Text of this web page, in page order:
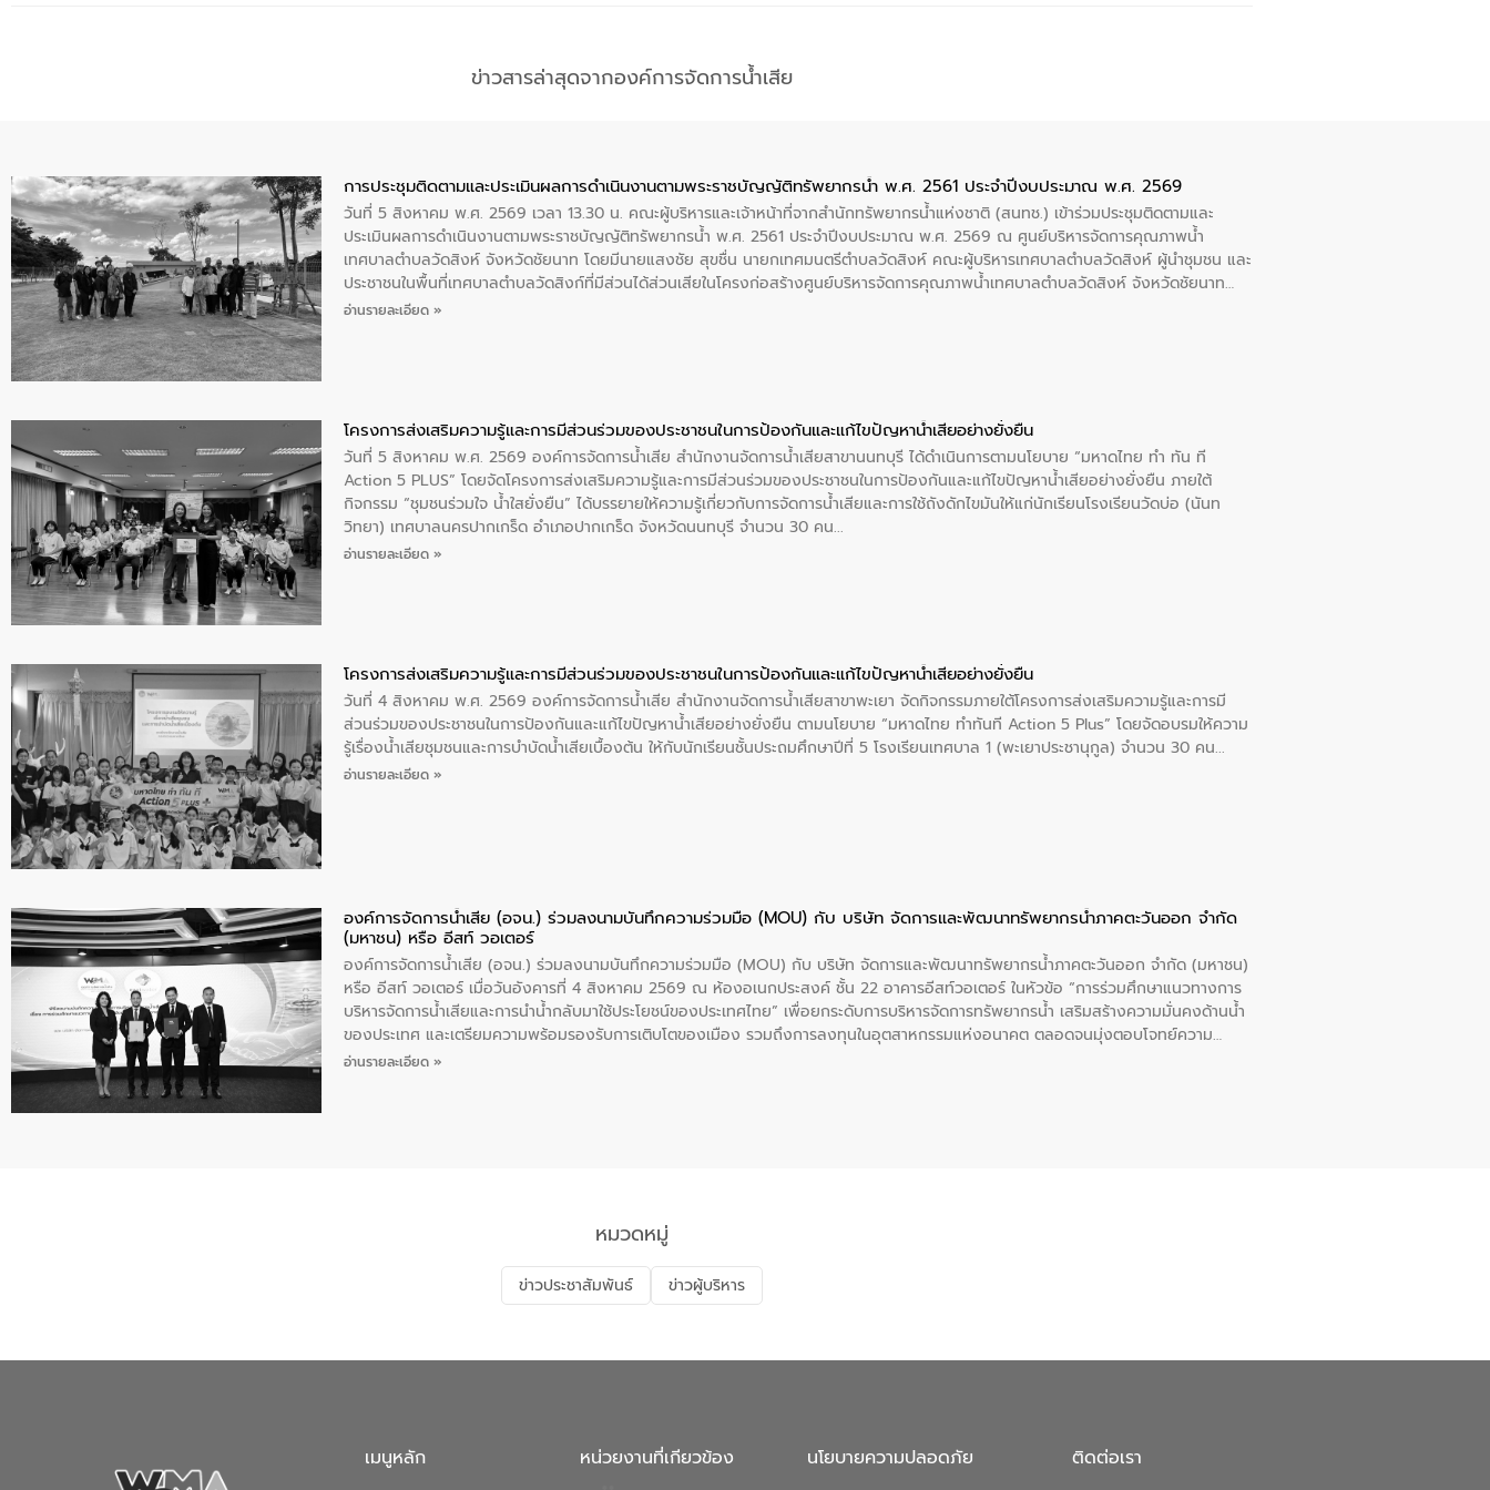
ข่าวสารล่าสุดจากองค์การจัดการน้ำเสีย
การประชุมติดตามและประเมินผลการดำเนินงานตามพระราชบัญญัติทรัพยากรน้ำ พ.ศ. 2561 ประจำปีงบประมาณ พ.ศ. 2569
วันที่ 5 สิงหาคม พ.ศ. 2569 เวลา 13.30 น. คณะผู้บริหารและเจ้าหน้าที่จากสำนักทรัพยากรน้ำแห่งชาติ (สนทช.) เข้าร่วมประชุมติดตามและ
ประเมินผลการดำเนินงานตามพระราชบัญญัติทรัพยากรน้ำ พ.ศ. 2561 ประจำปีงบประมาณ พ.ศ. 2569 ณ ศูนย์บริหารจัดการคุณภาพน้ำ
เทศบาลตำบลวัดสิงห์ จังหวัดชัยนาท โดยมีนายแสงชัย สุขชื่น นายกเทศมนตรีตำบลวัดสิงห์ คณะผู้บริหารเทศบาลตำบลวัดสิงห์ ผู้นำชุมชน และ
ประชาชนในพื้นที่เทศบาลตำบลวัดสิงก์ที่มีส่วนได้ส่วนเสียในโครงก่อสร้างศูนย์บริหารจัดการคุณภาพน้ำเทศบาลตำบลวัดสิงห์ จังหวัดชัยนาท
ให้การต้อนรับ
อ่านรายละเอียด »
โครงการส่งเสริมความรู้และการมีส่วนร่วมของประชาชนในการป้องกันและแก้ไขปัญหาน้ำเสียอย่างยั่งยืน
วันที่ 5 สิงหาคม พ.ศ. 2569 องค์การจัดการน้ำเสีย สำนักงานจัดการน้ำเสียสาขานนทบุรี ได้ดำเนินการตามนโยบาย “มหาดไทย ทำ ทัน ที
Action 5 PLUS” โดยจัดโครงการส่งเสริมความรู้และการมีส่วนร่วมของประชาชนในการป้องกันและแก้ไขปัญหาน้ำเสียอย่างยั่งยืน ภายใต้
กิจกรรม “ชุมชนร่วมใจ น้ำใสยั่งยืน” ได้บรรยายให้ความรู้เกี่ยวกับการจัดการน้ำเสียและการใช้ถังดักไขมันให้แก่นักเรียนโรงเรียนวัดบ่อ (นันท
วิทยา) เทศบาลนครปากเกร็ด อำเภอปากเกร็ด จังหวัดนนทบุรี จำนวน 30 คน
อ่านรายละเอียด »
โครงการส่งเสริมความรู้และการมีส่วนร่วมของประชาชนในการป้องกันและแก้ไขปัญหาน้ำเสียอย่างยั่งยืน
วันที่ 4 สิงหาคม พ.ศ. 2569 องค์การจัดการน้ำเสีย สำนักงานจัดการน้ำเสียสาขาพะเยา จัดกิจกรรมภายใต้โครงการส่งเสริมความรู้และการมี
ส่วนร่วมของประชาชนในการป้องกันและแก้ไขปัญหาน้ำเสียอย่างยั่งยืน ตามนโยบาย “มหาดไทย ทำทันที Action 5 Plus” โดยจัดอบรมให้ความ
รู้เรื่องน้ำเสียชุมชนและการบำบัดน้ำเสียเบื้องต้น ให้กับนักเรียนชั้นประถมศึกษาปีที่ 5 โรงเรียนเทศบาล 1 (พะเยาประชานุกูล) จำนวน 30 คน
อ่านรายละเอียด »
องค์การจัดการน้ำเสีย (อจน.) ร่วมลงนามบันทึกความร่วมมือ (MOU) กับ บริษัท จัดการและพัฒนาทรัพยากรน้ำภาคตะวันออก จำกัด
(มหาชน) หรือ อีสท์ วอเตอร์
องค์การจัดการน้ำเสีย (อจน.) ร่วมลงนามบันทึกความร่วมมือ (MOU) กับ บริษัท จัดการและพัฒนาทรัพยากรน้ำภาคตะวันออก จำกัด (มหาชน)
หรือ อีสท์ วอเตอร์ เมื่อวันอังคารที่ 4 สิงหาคม 2569 ณ ห้องอเนกประสงค์ ชั้น 22 อาคารอีสท์วอเตอร์ ในหัวข้อ “การร่วมศึกษาแนวทางการ
บริหารจัดการน้ำเสียและการนำน้ำกลับมาใช้ประโยชน์ของประเทศไทย” เพื่อยกระดับการบริหารจัดการทรัพยากรน้ำ เสริมสร้างความมั่นคงด้านน้ำ
ของประเทศ และเตรียมความพร้อมรองรับการเติบโตของเมือง รวมถึงการลงทุนในอุตสาหกรรมแห่งอนาคต ตลอดจนมุ่งตอบโจทย์ความ
ท้าทายจากวิกฤตการเปลี่ยนแปลงสภาพภูมิอากาศและความเสี่ยงภัยแล้งในระยะยาว การประสานความร่วมมือในครั้งนี้เป็นการดึงจุดแข็งและ
ตลอดระบบ โดยการนำน้ำบำบัดกลับมาใช้ใหม่จะช่วยลดการพึ่งพาน้ำธรรมชาติและสร้างสมดุลทางเศรษฐกิจและสิ่งแวดล้อมได้อย่างเป็นรูปธรรม
ความร่วมมือระหว่างภาครัฐและภาคเอกชนในครั้งนี้ นับเป็นก้าวสำคัญของ องค์การจัดการน้ำเสีย (อจน.) ในการร่วมวางรากฐานโครงสร้างพื้น
ฐานด้านน้ำของประเทศ เพื่อยกระดับประสิทธิภาพการใช้ทรัพยากรน้ำให้เกิดประโยชน์สูงสุดและเป็นไปตามมาตรฐานสากล
อ่านรายละเอียด »
หมวดหมู่
ข่าวประชาสัมพันธ์ ข่าวผู้บริหาร
เมนูหลัก หน่วยงานที่เกียวข้อง นโยบายความปลอดภัย ติดต่อเรา